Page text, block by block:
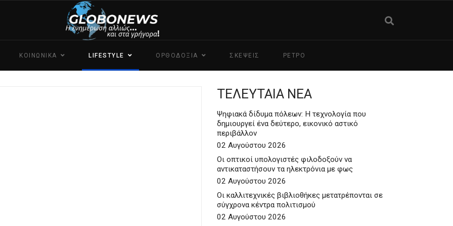
ΚΟΙΝΩΝΙΚΑ LIFESTYLE ΟΡΘΟΔΟΞΙΑ ΣΚΕΨΕΙΣ ΡΕΤΡΟ
ΤΕΛΕΥΤΑΙΑ ΝΕΑ
Ψηφιακά δίδυμα πόλεων: Η τεχνολογία που
δημιουργεί ένα δεύτερο, εικονικό αστικό
περιβάλλον
02 Αυγούστου 2026
Οι οπτικοί υπολογιστές φιλοδοξούν να
αντικαταστήσουν τα ηλεκτρόνια με φως
02 Αυγούστου 2026
Οι καλλιτεχνικές βιβλιοθήκες μετατρέπονται σε
σύγχρονα κέντρα πολιτισμού
02 Αυγούστου 2026